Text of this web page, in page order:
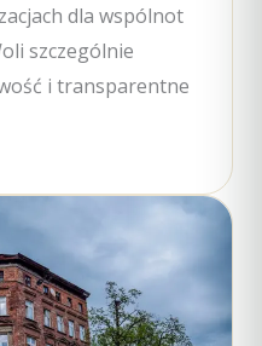
dla wspólnot
szczególnie
i transparentne